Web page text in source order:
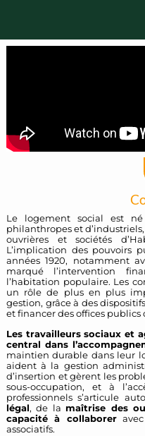
Le logement social est
philanthropes et
ouvrières et sociétés
L’implication des pouvoirs
années 1920, notamment
marqué l’intervention
l’habitation populaire. Les
un rôle de plus en plus
gestion, grâce à des
et financer des offices publics
Les travailleurs sociaux et
central dans
maintien durable dans leur
aident à la gestion
d’insertion et gèrent les
sous-occupation, et à
professionnels s’articule
légal, de la maîtrise des
capacité à collaboreravec
associatifs.